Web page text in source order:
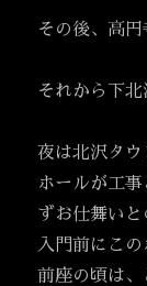
その後、高円
それから下北
夜は北沢タウ
ホールが工
ずお仕舞いと
入門前にこの
前座の頃は